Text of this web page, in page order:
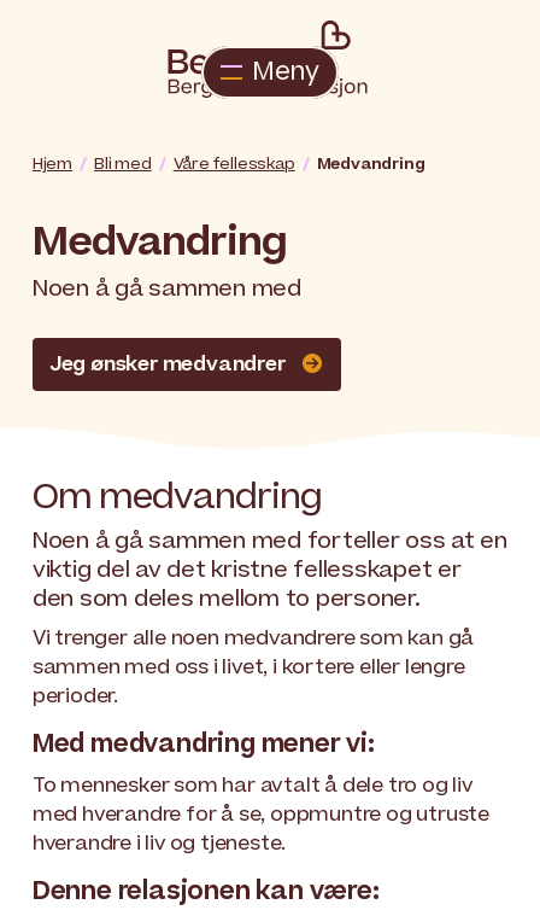
Meny
Hjem Bli med Våre fellesskap Medvandring
Medvandring
Noen å gå sammen med
Jeg ønsker medvandrer 
Om medvandring
Noen å gå sammen med forteller oss at en
viktig del av det kristne fellesskapet er
den som deles mellom to personer.
Vi trenger alle noen medvandrere som kan gå
sammen med oss i livet, i kortere eller lengre
perioder.
Med medvandring mener vi:
To mennesker som har avtalt å dele tro og liv
med hverandre for å se, oppmuntre og utruste
hverandre i liv og tjeneste.
Denne relasjonen kan være: